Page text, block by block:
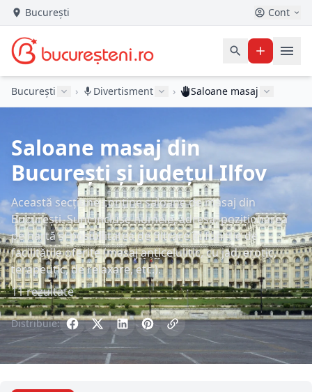
București Cont
București › Divertisment › Saloane masaj
Saloane masaj din
București și județul Ilfov
Această secțiune conține saloane de masaj din
București. Sunt incluse numele, adresa, poziționarea
pe hartă și posibilitatea de filtrare în funcție de
facilitățile oferite (masaj anticelulitic, cu jad, erotic,
terapeutic, de relaxare, etc.).
11 rezultate
Distribuie: